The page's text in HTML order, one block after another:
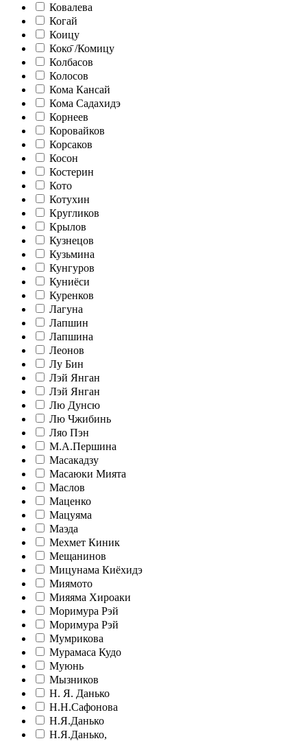
Ковалева
Когай
Коицу
Коко̄ /Комицу
Колбасов
Колосов
Кома Кансай
Кома Садахидэ
Корнеев
Коровайков
Корсаков
Косон
Костерин
Кото
Котухин
Кругликов
Крылов
Кузнецов
Кузьмина
Кунгуров
Куниёси
Куренков
Лагуна
Лапшин
Лапшина
Леонов
Лу Бин
Лэй Янган
Лэй Янган
Лю Дунсю
Лю Чжибинь
Ляо Пэн
М.А.Першина
Масакадзу
Масаюки Мията
Маслов
Маценко
Мацуяма
Маэда
Мехмет Киник
Мещанинов
Мицунама Киёхидэ
Миямото
Мияяма Хироаки
Моримура Рэй
Моримура Рэй
Мумрикова
Мурамаса Кудо
Муюнь
Мызников
Н. Я. Данько
Н.Н.Сафонова
Н.Я.Данько
Н.Я.Данько,